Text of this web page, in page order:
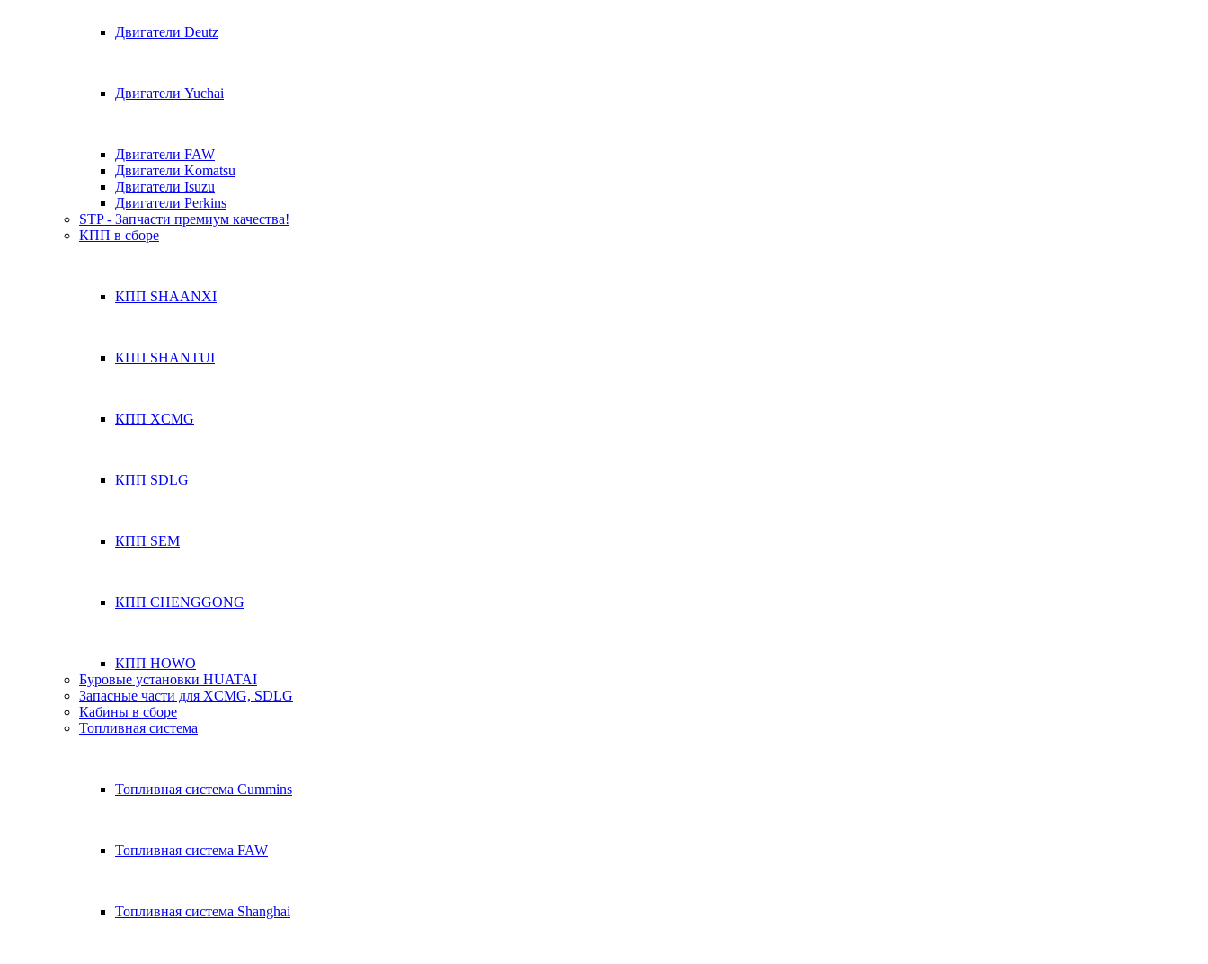
Двигатели Deutz
Двигатели Yuchai
Двигатели FAW
Двигатели Komatsu
Двигатели Isuzu
Двигатели Perkins
STP - Запчасти премиум качества!
КПП в сборе
КПП SHAANXI
КПП SHANTUI
КПП XCMG
КПП SDLG
КПП SEM
КПП CHENGGONG
КПП HOWO
Буровые установки HUATAI
Запасные части для XCMG, SDLG
Кабины в сборе
Топливная система
Топливная система Cummins
Топливная система FAW
Топливная система Shanghai